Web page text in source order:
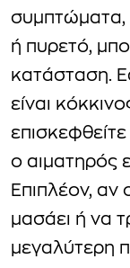
συμπτώματα,
ή πυρετό,
κατάσταση.
είναι
ο αιματηρός
Επιπλέον, αν
μασάει ή να
μεγαλύτερη